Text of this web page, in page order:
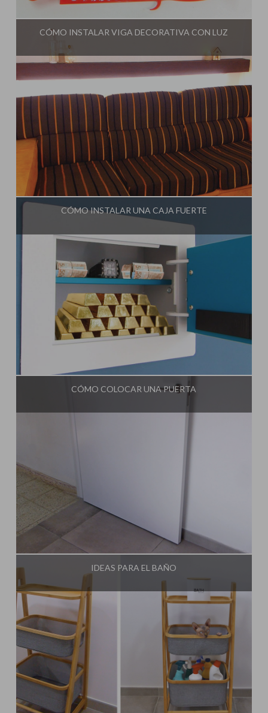
Influencer:Idea Tu Mismo
CÓMO INSTALAR VIGA DECORATIVA CON LUZ
Influencer:Idea Tu Mismo
CÓMO INSTALAR UNA CAJA FUERTE
Idea Tu Mismo
CÓMO COLOCAR UNA PUERTA
Idea Tu Mismo
IDEAS PARA EL BAÑO